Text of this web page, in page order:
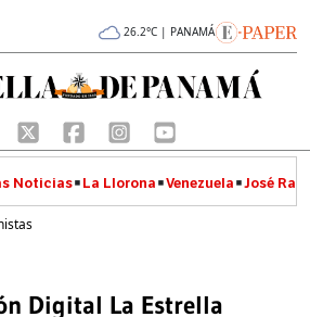
26.2°C | PANAMÁ
Noticias La Llorona Venezuela José
Digital La Estrella